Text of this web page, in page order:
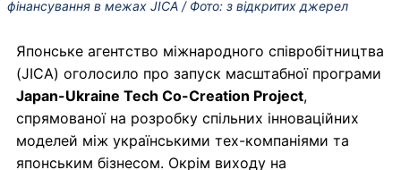
фінансування в межах JICA / Фото: з відкритих джерел
Японське агентство міжнародного співробітництва
(JICA) оголосило про запуск масштабної програми
Japan-Ukraine Tech Co-Creation Project,
спрямованої на розробку спільних інноваційних
моделей між українськими тех-компаніями та
японським бізнесом. Окрім виходу на